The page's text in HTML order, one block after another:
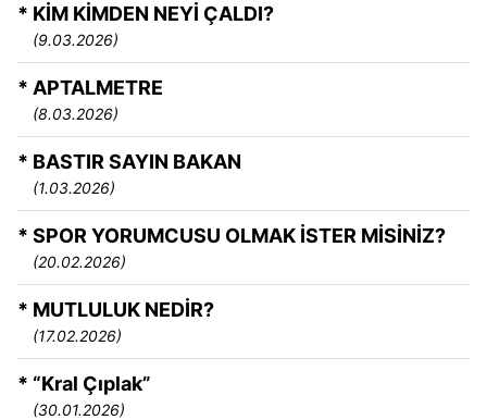
* KİM KİMDEN NEYİ ÇALDI?
(9.03.2026)
* APTALMETRE
(8.03.2026)
* BASTIR SAYIN BAKAN
(1.03.2026)
* SPOR YORUMCUSU OLMAK İSTER MİSİNİZ?
(20.02.2026)
* MUTLULUK NEDİR?
(17.02.2026)
* “Kral Çıplak”
(30.01.2026)